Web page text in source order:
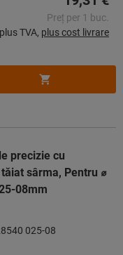
Preț per 1 buc.
plus TVA, plus cost livrare
precizie cu
sârma, Pentru ⌀
08mm
025-08